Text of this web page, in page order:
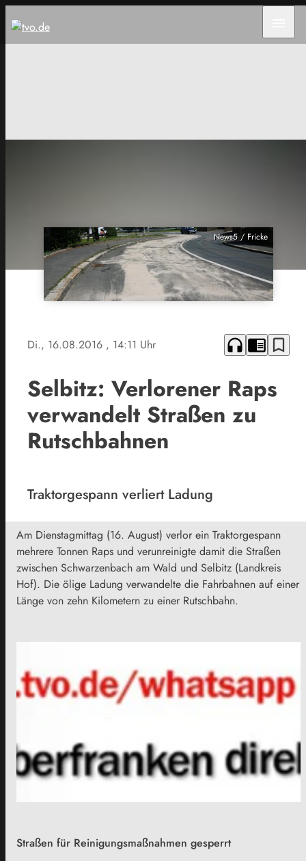
News5 / Fricke
Di., 16.08.2016 , 14:11 Uhr headphones chrome_reader_mode bookmark_border
Selbitz: Verlorener Raps
verwandelt Straßen zu
Rutschbahnen
Traktorgespann verliert Ladung
Am Dienstagmittag (16. August) verlor ein Traktorgespann
mehrere Tonnen Raps und verunreinigte damit die Straßen
zwischen Schwarzenbach am Wald und Selbitz (Landkreis
Hof). Die ölige Ladung verwandelte die Fahrbahnen auf einer
Länge von zehn Kilometern zu einer Rutschbahn.
Straßen für Reinigungsmaßnahmen gesperrt